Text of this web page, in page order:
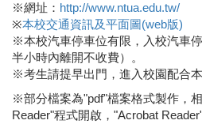
※網址： http://www.ntua.edu.tw/
※本校交通資訊及平面圖(web版)
※本校汽車停車位有限，入校汽車
半小時內離開不收費）。
※考生請提早出門，進入校園配合本
※部分檔案為"pdf"檔案格式製作，
Reader"程式開啟，"Acrobat